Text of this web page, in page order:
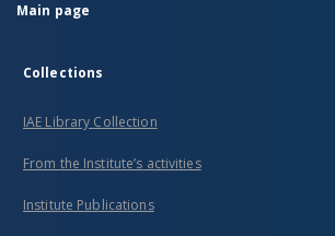
Main page
Collections
IAE Library Collection
From the Institute’s activities
Institute Publications